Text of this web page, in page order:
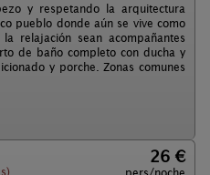
y respetando la arquitectura
pueblo donde aún se vive como
relajación sean acompañantes
de baño completo con ducha y
y porche. Zonas comunes
26 €